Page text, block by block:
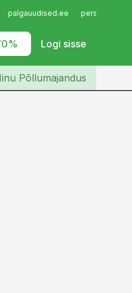
palgauudised.ee
Logi sisse
Põllumajandus